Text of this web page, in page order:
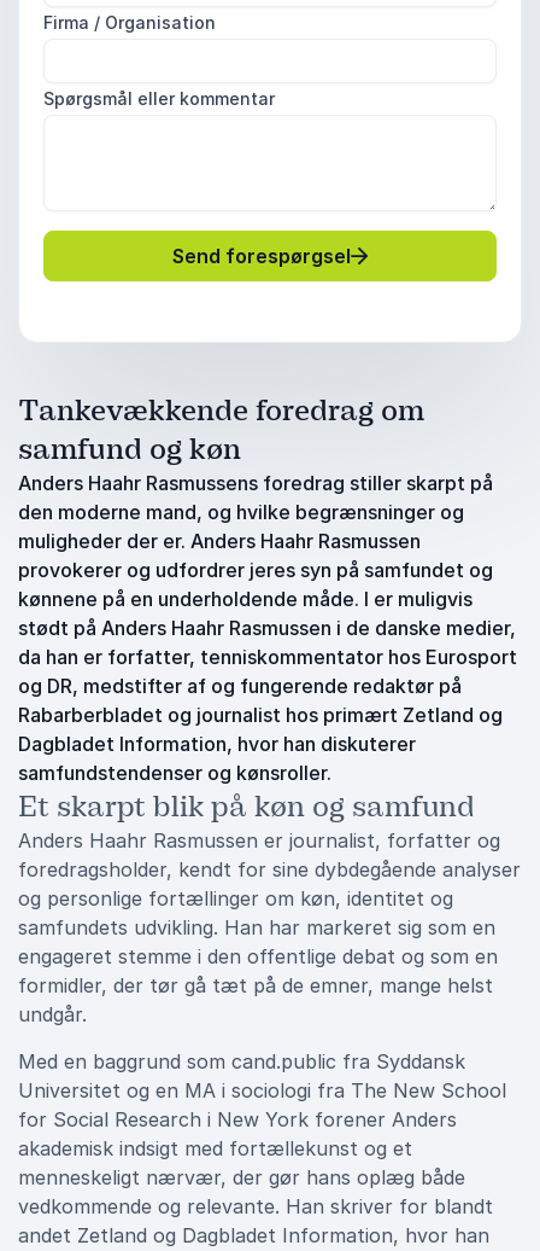
Firma / Organisation
Spørgsmål eller kommentar
Send forespørgsel
Tankevækkende foredrag om
samfund og køn
Anders Haahr Rasmussens foredrag stiller skarpt på
den moderne mand, og hvilke begrænsninger og
muligheder der er. Anders Haahr Rasmussen
provokerer og udfordrer jeres syn på samfundet og
kønnene på en underholdende måde. I er muligvis
stødt på Anders Haahr Rasmussen i de danske medier,
da han er forfatter, tenniskommentator hos Eurosport
og DR, medstifter af og fungerende redaktør på
Rabarberbladet og journalist hos primært Zetland og
Dagbladet Information, hvor han diskuterer
samfundstendenser og kønsroller.
Et skarpt blik på køn og samfund
Anders Haahr Rasmussen er journalist, forfatter og
foredragsholder, kendt for sine dybdegående analyser
og personlige fortællinger om køn, identitet og
samfundets udvikling. Han har markeret sig som en
engageret stemme i den offentlige debat og som en
formidler, der tør gå tæt på de emner, mange helst
undgår.
Med en baggrund som cand.public fra Syddansk
Universitet og en MA i sociologi fra The New School
for Social Research i New York forener Anders
akademisk indsigt med fortællekunst og et
menneskeligt nærvær, der gør hans oplæg både
vedkommende og relevante. Han skriver for blandt
andet Zetland og Dagbladet Information, hvor han